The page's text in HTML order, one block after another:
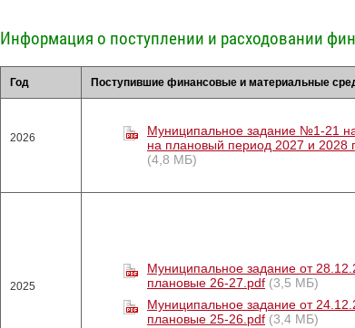
Информация о поступлении и расходовании
Год Поступившие финансовые и материальные
2026
Муниципальное задание №1-21
на плановый период 2027 и 2028
(4,8 МБ)
2025
Муниципальное задание от
плановые 26-27.pdf (3,5 МБ)
Муниципальное задание от
плановые 25-26.pdf (3,4 МБ)